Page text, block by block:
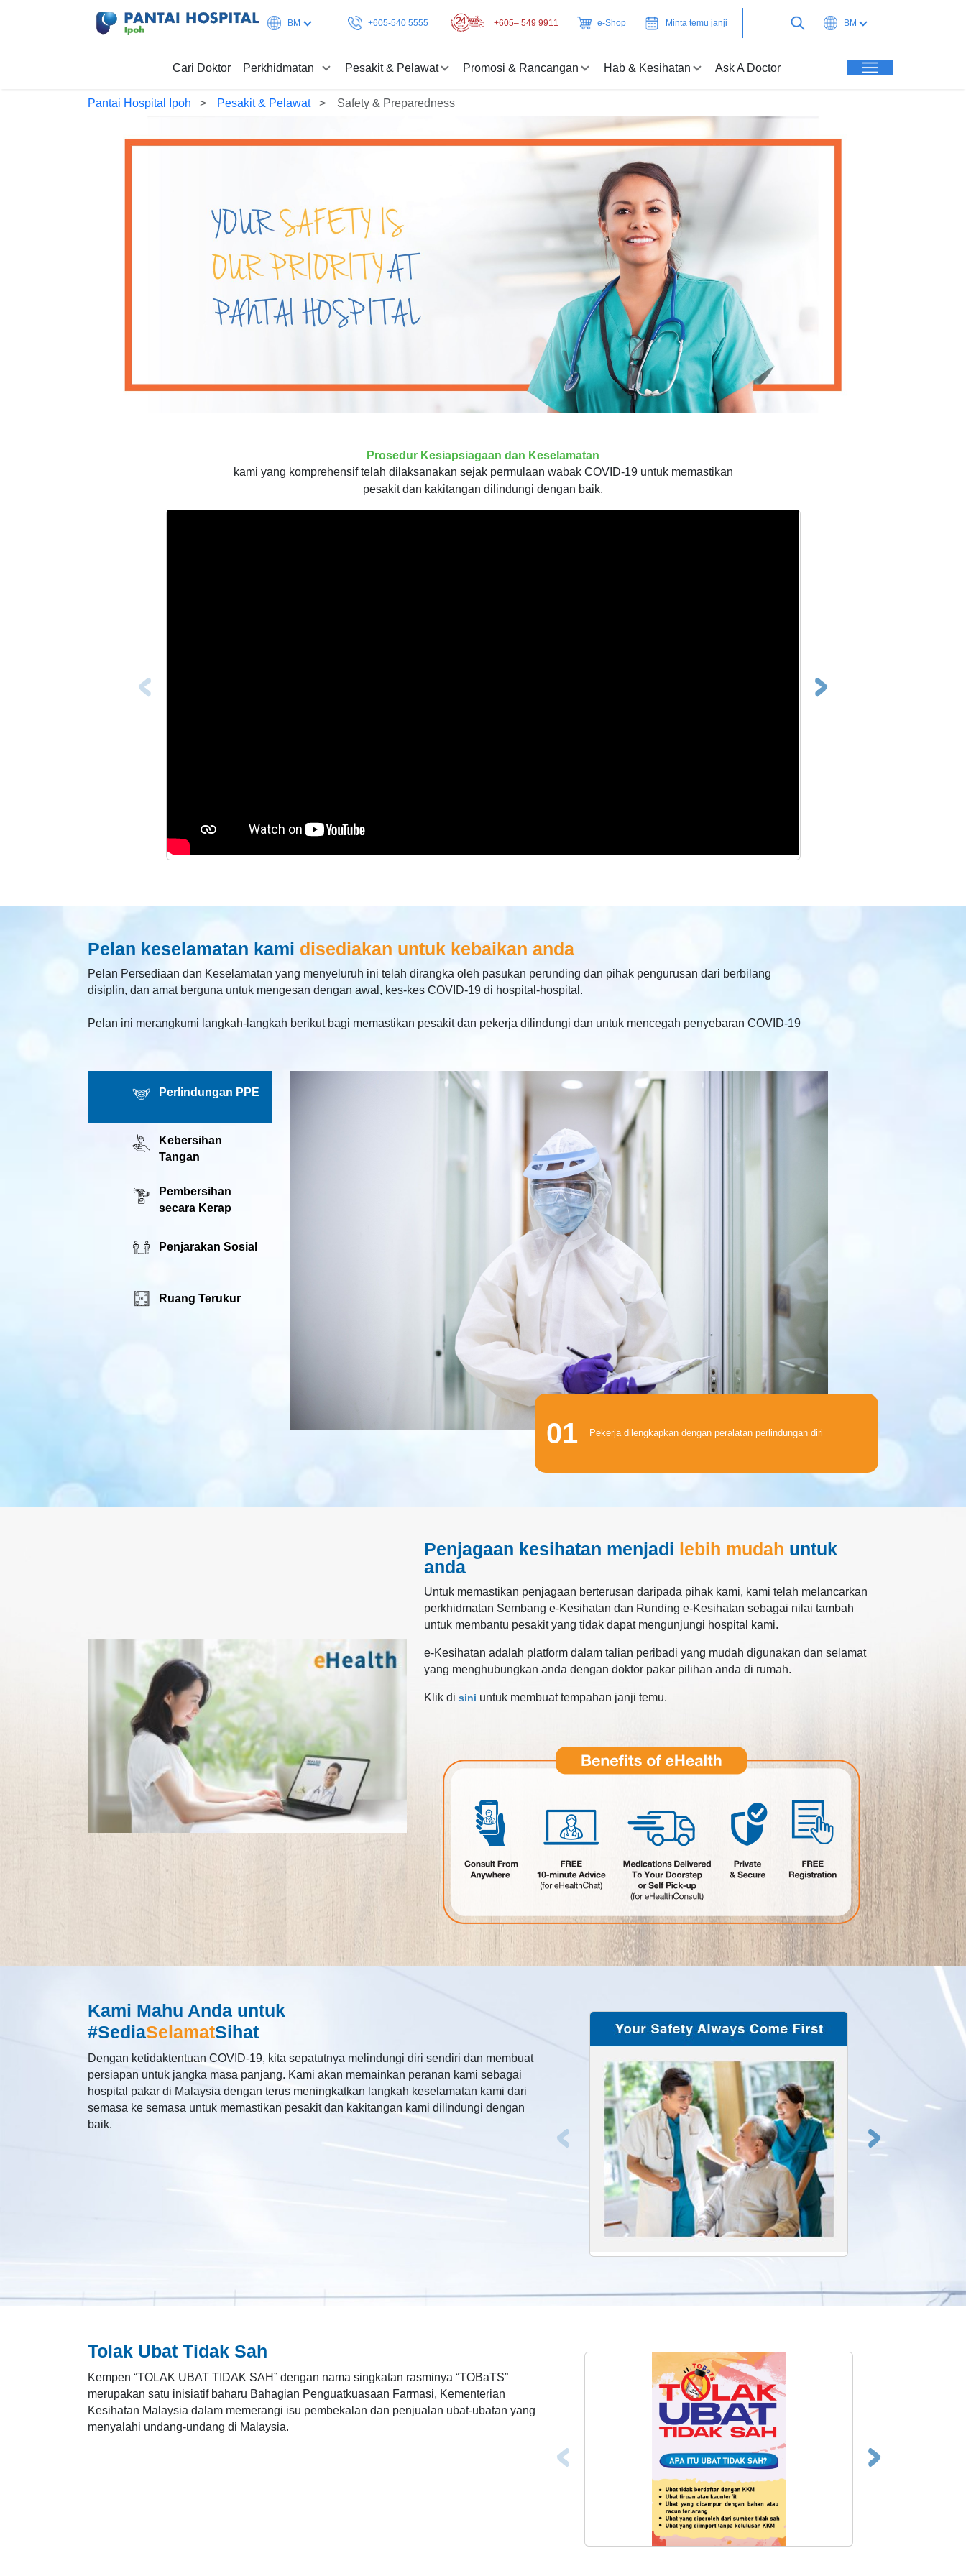
BM +605-540 5555 +605– 549 9911 e-Shop Minta temu janji BM
Cari Doktor Perkhidmatan Pesakit & Pelawat Promosi & Rancangan Hab & Kesihatan Ask A Doctor
Pantai Hospital Ipoh Pesakit & Pelawat Safety & Preparedness
Prosedur Kesiapsiagaan dan Keselamatan
kami yang komprehensif telah dilaksanakan sejak permulaan wabak COVID-19 untuk memastikan
pesakit dan kakitangan dilindungi dengan baik.
Pelan keselamatan kami disediakan untuk kebaikan anda
Pelan Persediaan dan Keselamatan yang menyeluruh ini telah dirangka oleh pasukan perunding dan pihak pengurusan dari berbilang
disiplin, dan amat berguna untuk mengesan dengan awal, kes-kes COVID-19 di hospital-hospital.
Pelan ini merangkumi langkah-langkah berikut bagi memastikan pesakit dan pekerja dilindungi dan untuk mencegah penyebaran COVID-19
Perlindungan PPE
Kebersihan
Tangan
Pembersihan
secara Kerap
Penjarakan Sosial
Ruang Terukur
01 Pekerja dilengkapkan dengan peralatan perlindungan diri
Penjagaan kesihatan menjadi lebih mudah untuk
anda
Untuk memastikan penjagaan berterusan daripada pihak kami, kami telah melancarkan
perkhidmatan Sembang e-Kesihatan dan Runding e-Kesihatan sebagai nilai tambah
untuk membantu pesakit yang tidak dapat mengunjungi hospital kami.
e-Kesihatan adalah platform dalam talian peribadi yang mudah digunakan dan selamat
yang menghubungkan anda dengan doktor pakar pilihan anda di rumah.
Klik disini untuk membuat tempahan janji temu.
Kami Mahu Anda untuk
#SediaSelamatSihat
Dengan ketidaktentuan COVID-19, kita sepatutnya melindungi diri sendiri dan membuat
persiapan untuk jangka masa panjang. Kami akan memainkan peranan kami sebagai
hospital pakar di Malaysia dengan terus meningkatkan langkah keselamatan kami dari
semasa ke semasa untuk memastikan pesakit dan kakitangan kami dilindungi dengan
baik.
Tunjuk Semua
Tolak Ubat Tidak Sah
Kempen “TOLAK UBAT TIDAK SAH” dengan nama singkatan rasminya “TOBaTS”
merupakan satu inisiatif baharu Bahagian Penguatkuasaan Farmasi, Kementerian
Kesihatan Malaysia dalam memerangi isu pembekalan dan penjualan ubat-ubatan yang
menyalahi undang-undang di Malaysia.